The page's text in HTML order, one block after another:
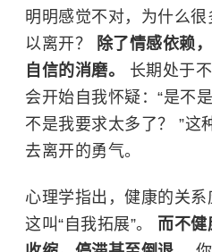
明明感觉不对，为什么
以离开？
除了情感依赖
自信的消磨。 长期处于
会开始自我怀疑：“是不
不是我要求太多了？ ”这
去离开的勇气。
心理学指出，健康的关系
这叫“自我拓展”。 而不健